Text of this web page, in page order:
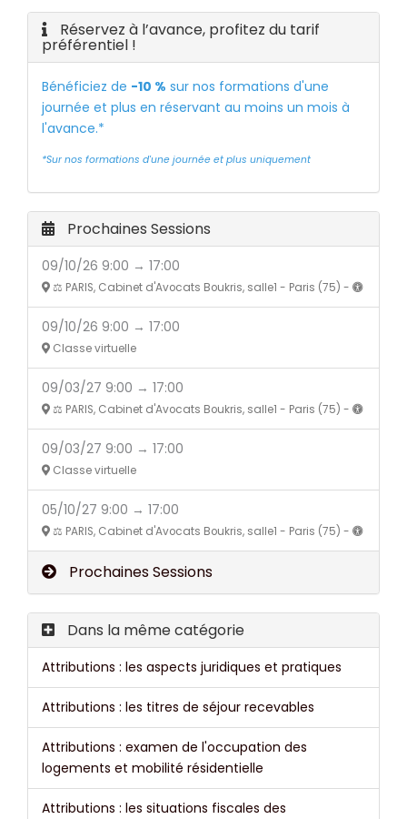
Réservez à l’avance, profitez du tarif
préférentiel !
Bénéficiez de -10 % sur nos formations d'une
journée et plus en réservant au moins un mois à
l'avance.*
*Sur nos formations d'une journée et plus uniquement
Prochaines Sessions
09/10/26 9:00 → 17:00
⚖️ PARIS, Cabinet d'Avocats Boukris, salle1 - Paris (75) -
09/10/26 9:00 → 17:00
Classe virtuelle
09/03/27 9:00 → 17:00
⚖️ PARIS, Cabinet d'Avocats Boukris, salle1 - Paris (75) -
09/03/27 9:00 → 17:00
Classe virtuelle
05/10/27 9:00 → 17:00
⚖️ PARIS, Cabinet d'Avocats Boukris, salle1 - Paris (75) -
Prochaines Sessions
Dans la même catégorie
Attributions : les aspects juridiques et pratiques
Attributions : les titres de séjour recevables
Attributions : examen de l'occupation des
logements et mobilité résidentielle
Attributions : les situations fiscales des